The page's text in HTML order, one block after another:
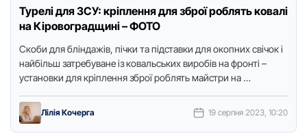
Турелі для ЗСУ: кріплення для зброї роблять ковалі
на Кіровоградщині – ФОТО
Скоби для бліндажів, пічки та підставки для окопних свічок і
найбільш затребуване із ковальських виробів на фронті –
установки для кріплення зброї роблять майстри на …
Лілія Кочерга 19 серпня 2023, 10:20